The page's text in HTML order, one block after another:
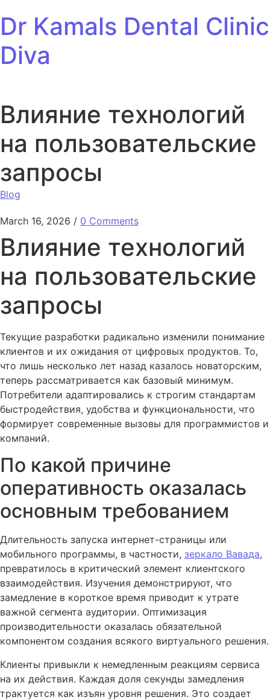
Dr Kamals Dental Clinic
Diva
Влияние технологий
на пользовательские
запросы
Blog
March 16, 2026 / 0 Comments
Влияние технологий
на пользовательские
запросы
Текущие разработки радикально изменили понимание
клиентов и их ожидания от цифровых продуктов. То,
что лишь несколько лет назад казалось новаторским,
теперь рассматривается как базовый минимум.
Потребители адаптировались к строгим стандартам
быстродействия, удобства и функциональности, что
формирует современные вызовы для программистов и
компаний.
По какой причине
оперативность оказалась
основным требованием
Длительность запуска интернет-страницы или
мобильного программы, в частности, зеркало Вавада,
превратилось в критический элемент клиентского
взаимодействия. Изучения демонстрируют, что
замедление в короткое время приводит к утрате
важной сегмента аудитории. Оптимизация
производительности оказалась обязательной
компонентом создания всякого виртуального решения.
Клиенты привыкли к немедленным реакциям сервиса
на их действия. Каждая доля секунды замедления
трактуется как изъян уровня решения. Это создает